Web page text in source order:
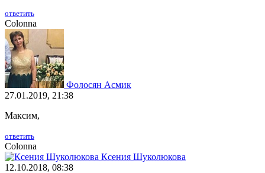
ответить
Colonna
Фолосян Асмик
27.01.2019, 21:38
Максим,
ответить
Colonna
Ксения Шуколюкова
12.10.2018, 08:38